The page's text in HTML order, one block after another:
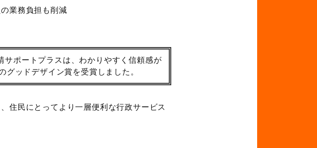
業務負担も削減
サポートプラスは、わかりやすく信頼感が
ッドデザイン賞を受賞しました。
住民にとってより一層便利な行政サービス